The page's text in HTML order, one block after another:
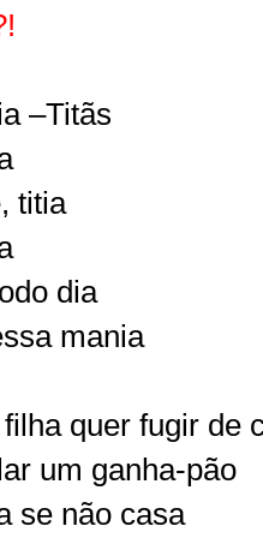
–Titãs
titia
dia
mania
quer fugir de
um ganha-pão
se não casa